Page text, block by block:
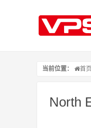
当前位置： 首页
North